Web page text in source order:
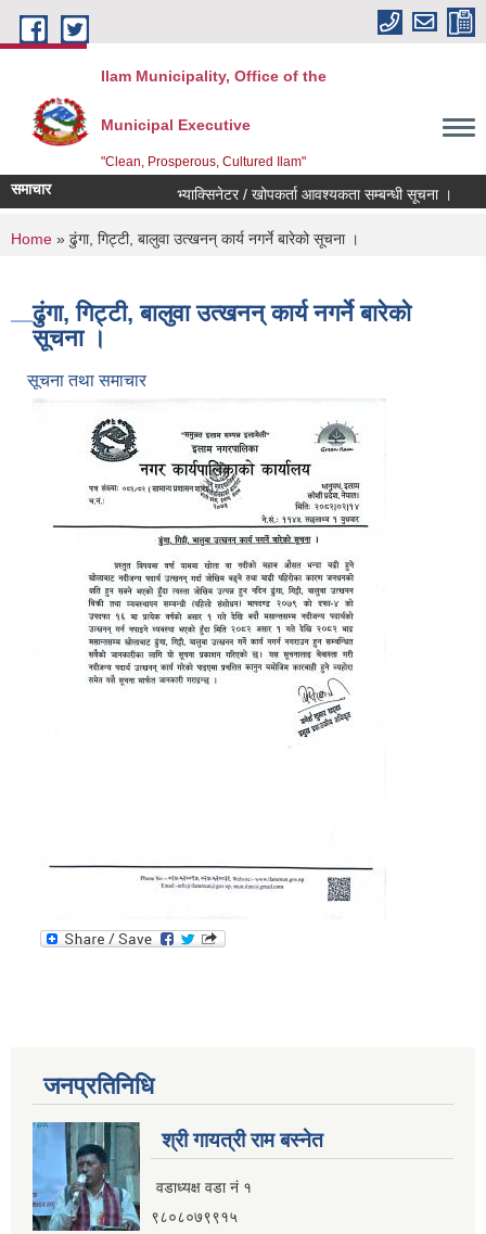
Skip to main content
Ilam Municipality, Office of the
Municipal Executive
"Clean, Prosperous, Cultured Ilam"
समाचार भ्याक्सिनेटर / खोपकर्ता आवश्यकता सम्बन्धी सूचना ।
You are here
Home » ढुंगा, गिट्टी, बालुवा उत्खनन् कार्य नगर्ने बारेको सूचना ।
ढुंगा, गिट्टी, बालुवा उत्खनन् कार्य नगर्ने बारेको
सूचना ।
सूचना तथा समाचार
जनप्रतिनिधि
श्री गायत्री राम बस्नेत
वडाध्यक्ष वडा न‌ं १
९८०८०७९९१५